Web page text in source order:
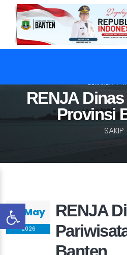
RENJA
Provinsi
SAKIP
BERANDA
26 May
2026
RENJA